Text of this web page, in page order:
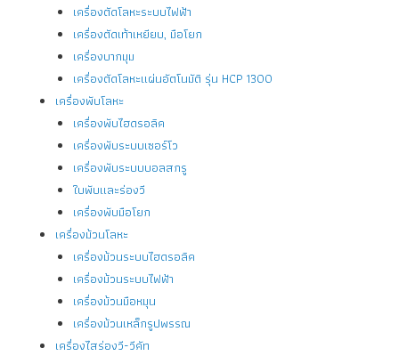
เครื่องตัดโลหะระบบไฟฟ้า
เครื่องตัดเท้าเหยียบ, มือโยก
เครื่องบากมุม
เครื่องตัดโลหะแผ่นอัตโนมัติ รุ่น HCP 1300
เครื่องพับโลหะ
เครื่องพับไฮดรอลิค
เครื่องพับระบบเซอร์โว
เครื่องพับระบบบอลสกรู
ใบพับและร่องวี
เครื่องพับมือโยก
เครื่องม้วนโลหะ
เครื่องม้วนระบบไฮดรอลิค
เครื่องม้วนระบบไฟฟ้า
เครื่องม้วนมือหมุน
เครื่องม้วนเหล็กรูปพรรณ
เครื่องไสร่องวี-วีคัท